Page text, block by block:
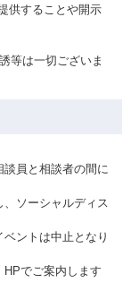
供することや開示
等は一切ございま
員と相談者の間に
ソーシャルディス
ントは中止となり
でご案内します